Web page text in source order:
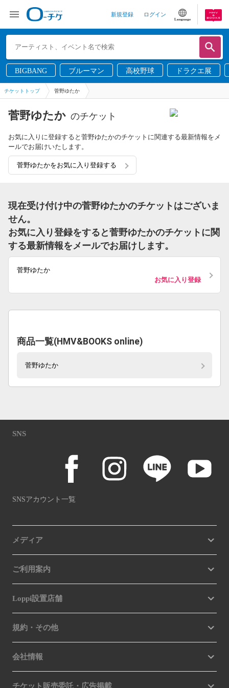
新規登録 ログイン
Language
BIGBANG ブルーマン 高校野球 ドラクエ展
チケットトップ 菅野ゆたか
菅野ゆたか のチケット
お気に入りに登録すると菅野ゆたかのチケットに関連する最新情報をメ
ールでお届けいたします。
菅野ゆたかをお気に入り登録する
現在受け付け中の菅野ゆたかのチケットはございま
せん。
お気に入り登録をすると菅野ゆたかのチケットに関
する最新情報をメールでお届けします。
菅野ゆたか
お気に入り登録
商品一覧(HMV&BOOKS online)
菅野ゆたか
SNS
SNSアカウント一覧
メディア
ご利用案内
Loppi設置店舗
規約・その他
会社情報
チケット販売委託・広告掲載